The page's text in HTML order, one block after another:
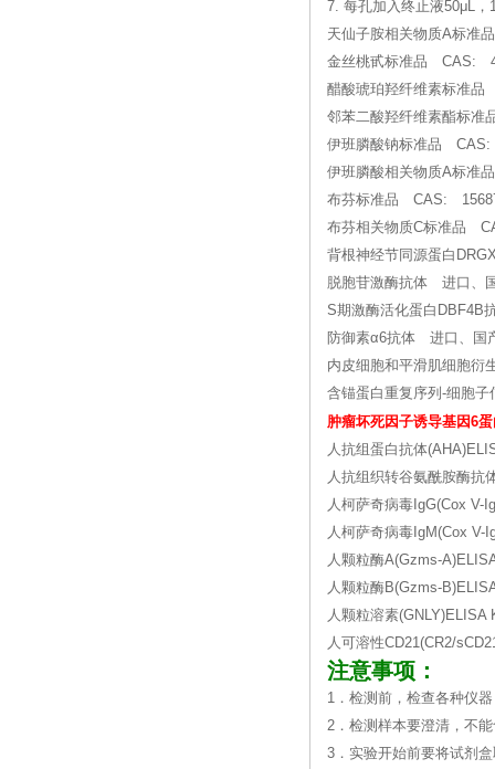
7. 每孔加入终止液50μL
天仙子胺相关物质A
金丝桃甙标准品 CAS:
醋酸琥珀羟纤维素标准
邻苯二酸羟纤维素酯标
伊班膦酸钠标准品
伊班膦酸相关物质A标
布芬标准品 CAS:
布芬相关物质C标准品
背根神经节同源蛋白
脱胞苷激酶抗体 进口、
S期激酶活化蛋白DBF4B
防御素α6抗体 进口、国
内皮细胞和平滑肌细胞
含锚蛋白重复序列-细胞
肿瘤坏死因子诱导基因6
人抗组蛋白抗体
人抗组织转谷氨酰胺酶抗
人柯萨奇病毒IgG(Cox V-
人柯萨奇病毒IgM(Cox V-
人颗粒酶A(Gzms-
人颗粒酶B(Gzms-
人颗粒溶素(GNLY)ELISA
人可溶性CD21(CR2/
注意事项：
1．检测前，检查各种仪
2．检测样本要澄清，不
3．实验开始前要将试剂